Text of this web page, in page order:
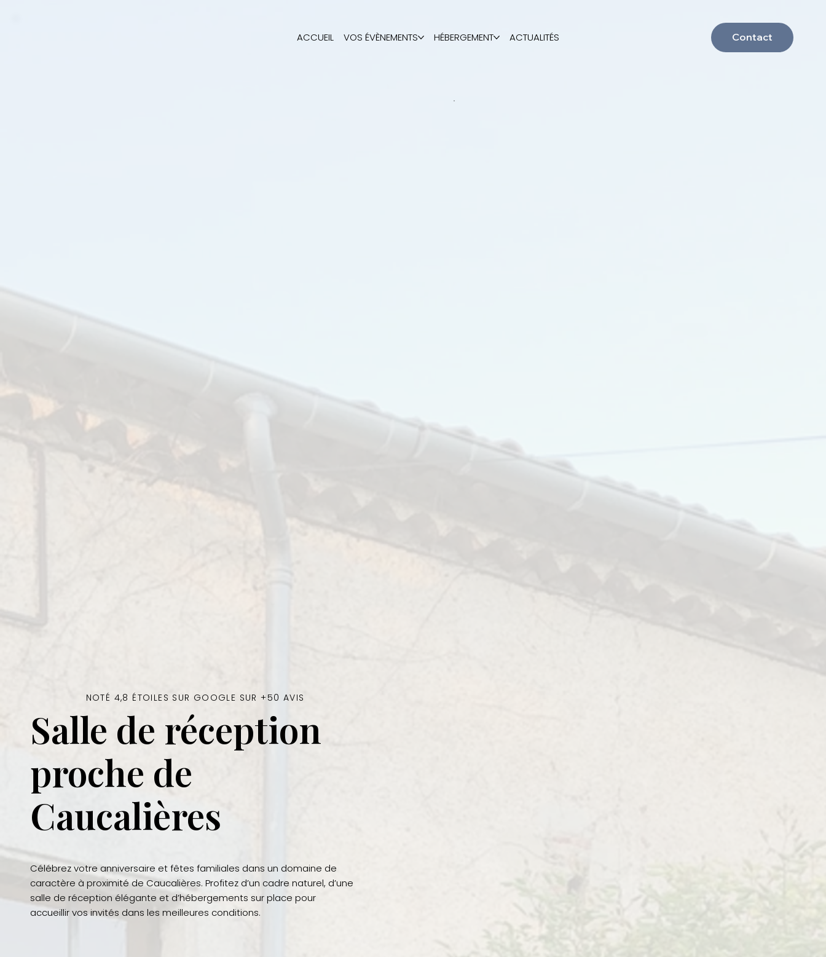
ACCUEIL VOS ÉVÈNEMENTS HÉBERGEMENT ACTUALITÉS Contact
NOTÉ 4,8 ÉTOILES SUR GOOGLE SUR +50 AVIS
Salle de réception
proche de
Caucalières
Célébrez votre anniversaire et fêtes familiales dans un domaine de
caractère à proximité de Caucalières. Profitez d’un cadre naturel, d’une
salle de réception élégante et d’hébergements sur place pour
accueillir vos invités dans les meilleures conditions.